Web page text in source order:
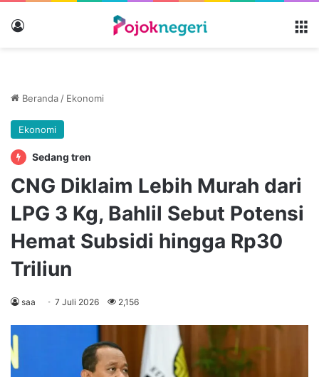
Beranda / Ekonomi
Ekonomi
Sedang tren
CNG Diklaim Lebih Murah dari
LPG 3 Kg, Bahlil Sebut Potensi
Hemat Subsidi hingga Rp30
Triliun
saa 7 Juli 2026 2,156